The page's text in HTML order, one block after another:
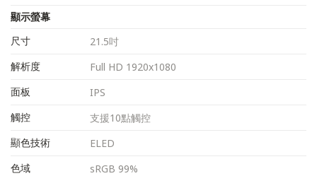
顯示螢幕
尺寸
21.5吋
解析度
Full HD 1920x1080
面板
IPS
觸控
支援10點觸控
顯色技術
ELED
色域
sRGB 99%